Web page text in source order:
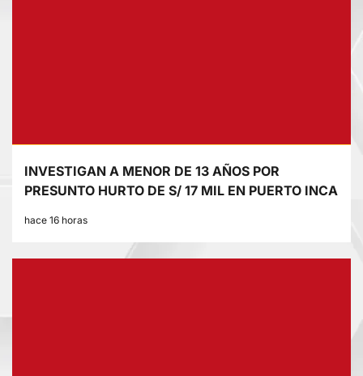
INVESTIGAN A MENOR DE 13 AÑOS POR
PRESUNTO HURTO DE S/ 17 MIL EN PUERTO INCA
hace 16 horas